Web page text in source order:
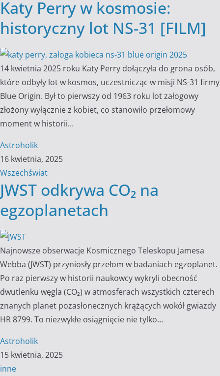
Katy Perry w kosmosie:
historyczny lot NS-31 [FILM]
14 kwietnia 2025 roku Katy Perry dołączyła do grona osób,
które odbyły lot w kosmos, uczestnicząc w misji NS-31 firmy
Blue Origin. Był to pierwszy od 1963 roku lot załogowy
złożony wyłącznie z kobiet, co stanowiło przełomowy
moment w historii…
Astroholik
16 kwietnia, 2025
Wszechświat
JWST odkrywa CO₂ na
egzoplanetach
Najnowsze obserwacje Kosmicznego Teleskopu Jamesa
Webba (JWST) przyniosły przełom w badaniach egzoplanet.
Po raz pierwszy w historii naukowcy wykryli obecność
dwutlenku węgla (CO₂) w atmosferach wszystkich czterech
znanych planet pozasłonecznych krążących wokół gwiazdy
HR 8799. To niezwykłe osiągnięcie nie tylko…
Astroholik
15 kwietnia, 2025
inne